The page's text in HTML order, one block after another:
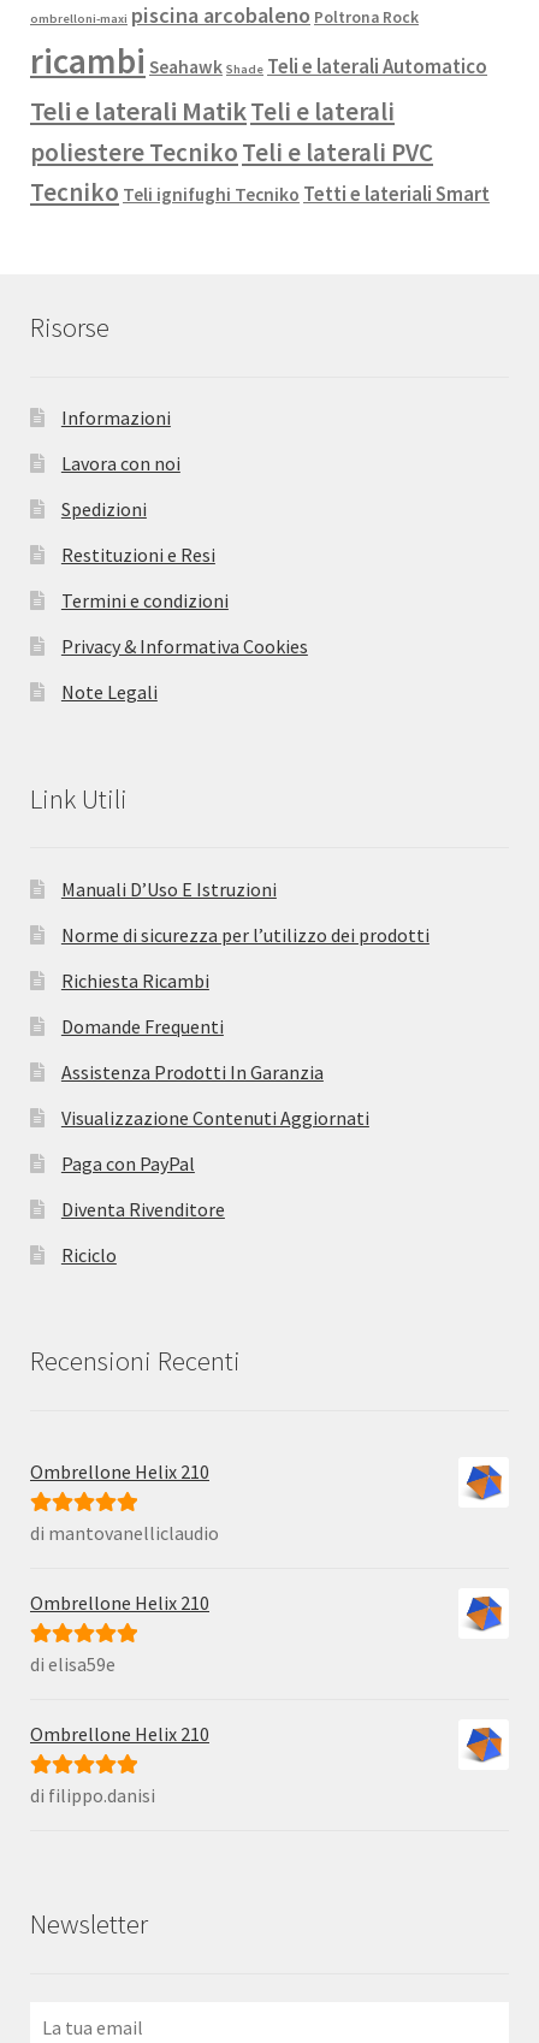
ombrelloni-maxi piscina arcobaleno Poltrona Rock
ricambi Seahawk Shade Teli e laterali Automatico
Teli e laterali MatikTeli e laterali
poliestere TecnikoTeli e laterali PVC
Tecniko Teli ignifughi Tecniko Tetti e lateriali Smart
Risorse
Informazioni
Lavora con noi
Spedizioni
Restituzioni e Resi
Termini e condizioni
Privacy & Informativa Cookies
Note Legali
Link Utili
Manuali D’Uso E Istruzioni
Norme di sicurezza per l’utilizzo dei prodotti
Richiesta Ricambi
Domande Frequenti
Assistenza Prodotti In Garanzia
Visualizzazione Contenuti Aggiornati
Paga con PayPal
Diventa Rivenditore
Riciclo
Recensioni Recenti
Ombrellone Helix 210
Valutato5su
di mantovanelliclaudio
Ombrellone Helix 210
Valutato5su
di elisa59e
Ombrellone Helix 210
Valutato5 su
di filippo.danisi
Newsletter